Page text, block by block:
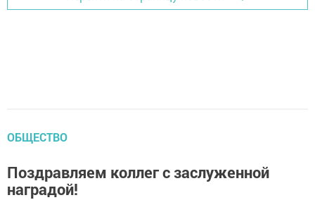
ОБЩЕСТВО
Поздравляем коллег с заслуженной
наградой!